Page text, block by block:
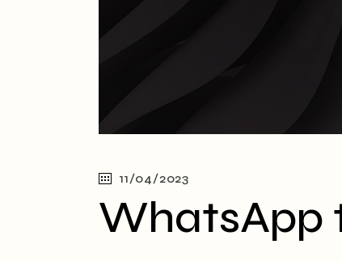
11/04/2023
WhatsApp